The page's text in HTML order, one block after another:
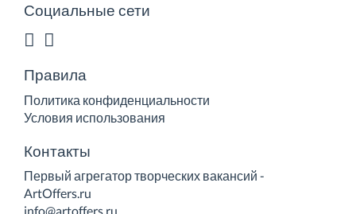
Социальные сети
Правила
Политика конфиденциальности
Условия использования
Контакты
Первый агрегатор творческих вакансий -
ArtOffers.ru
info@artoffers.ru